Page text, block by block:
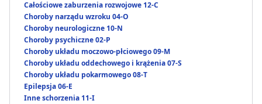
Całościowe zaburzenia rozwojowe 12-C
Choroby narządu wzroku 04-O
Choroby neurologiczne 10-N
Choroby psychiczne 02-P
Choroby układu moczowo-płciowego 09-M
Choroby układu oddechowego i krążenia 07-S
Choroby układu pokarmowego 08-T
Epilepsja 06-E
Inne schorzenia 11-I